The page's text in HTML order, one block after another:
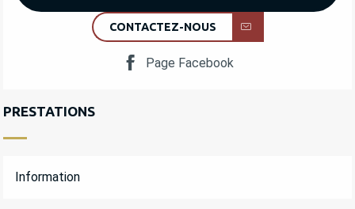
CONTACTEZ-NOUS
Page Facebook
PRESTATIONS
Information